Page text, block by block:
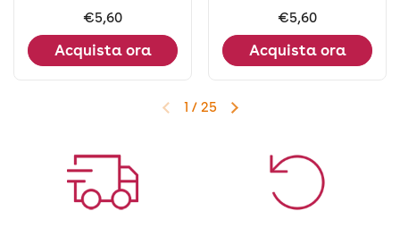
Prezzo:
€5,60
Acquista ora
Prezzo:
€5,60
Acquista ora
Diapositiva precedente
Diapositiva successiva
1 / 25